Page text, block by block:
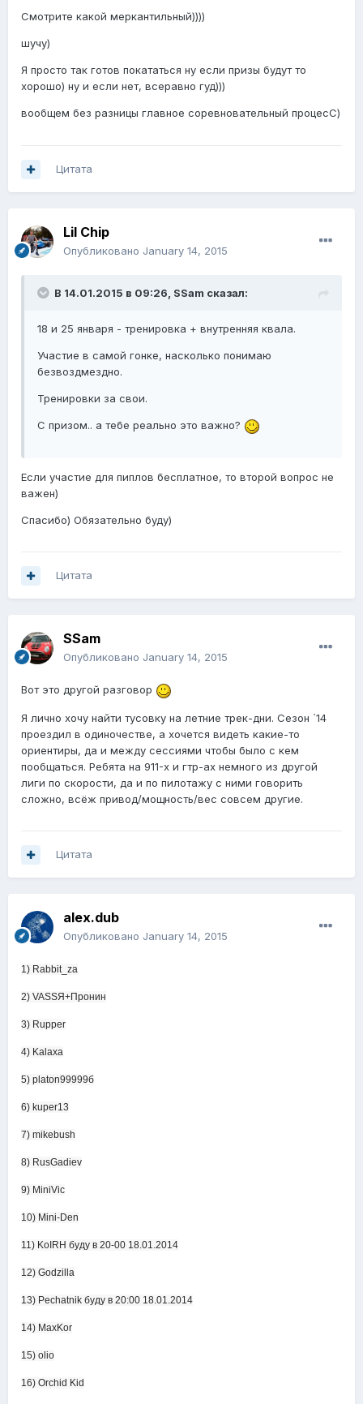
Смотрите какой меркантильный))))
шучу)
Я просто так готов покататься ну если призы будут то
хорошо) ну и если нет, всеравно гуд)))
вообщем без разницы главное соревновательный процесС)
Цитата
Lil Chip
Опубликовано January 14, 2015
В 14.01.2015 в 09:26, SSam сказал:
18 и 25 января - тренировка + внутренняя квала.
Участие в самой гонке, насколько понимаю
безвоздмездно.
Тренировки за свои.
С призом.. а тебе реально это важно?
Если участие для пиплов бесплатное, то второй вопрос не
важен)
Спасибо) Обязательно буду)
Цитата
SSam
Опубликовано January 14, 2015
Вот это другой разговор
Я лично хочу найти тусовку на летние трек-дни. Сезон `14
проездил в одиночестве, а хочется видеть какие-то
ориентиры, да и между сессиями чтобы было с кем
пообщаться. Ребята на 911-х и гтр-ах немного из другой
лиги по скорости, да и по пилотажу с ними говорить
сложно, всёж привод/мощность/вес совсем другие.
Цитата
alex.dub
Опубликовано January 14, 2015
1) Rabbit_za
2) VASSЯ+Пронин
3) Rupper
4) Kalaxa
5) platon99999б
6) kuper13
7) mikebush
8) RusGadiev
9) MiniVic
10) Mini-Den
11) KoIRH буду в 20-00 18.01.2014
12) Godzilla
13) Pechatnik буду в 20:00 18.01.2014
14) MaxKor
15) olio
16) Orchid Kid